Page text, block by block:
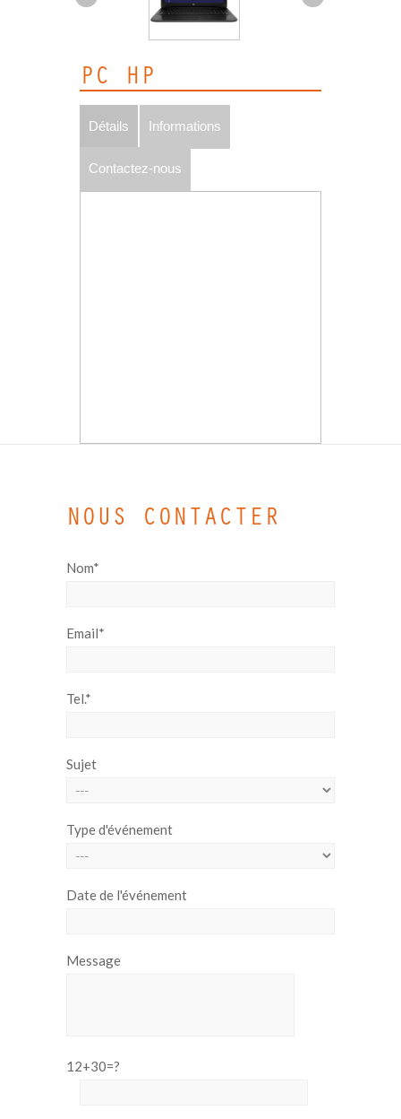
PC HP
Détails Informations
Contactez-nous
NOUS CONTACTER
Nom*
Email*
Tel.*
Sujet
Type d'événement
Date de l'événement
Message
12+30=?